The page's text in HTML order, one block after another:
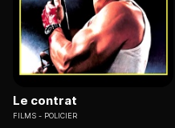
Le contrat
FILMS POLICIER